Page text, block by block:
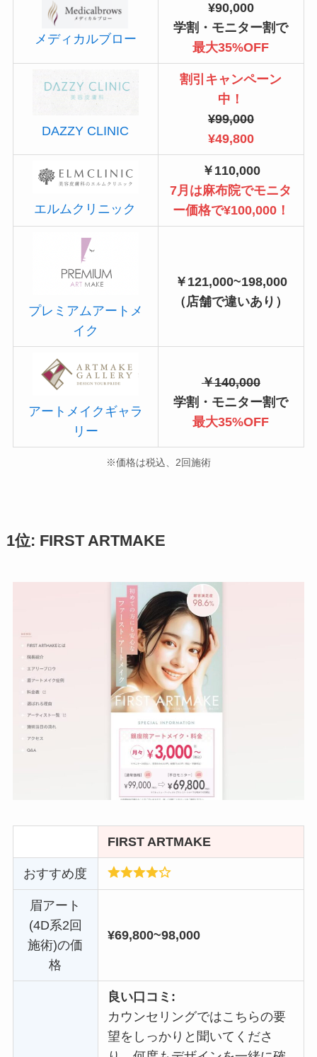
メディカルブロー
¥90,000
学割・モニター割で
最大35%OFF
DAZZY CLINIC
割引キャンペーン
中！
¥99,000
¥49,800
エルムクリニック
￥110,000
7月は麻布院でモニタ
ー価格で¥100,000！
プレミアムアートメ
イク
￥121,000~198,000
（店舗で違いあり）
アートメイクギャラ
リー
￥140,000
学割・モニター割で
最大35%OFF
※価格は税込、2回施術
1位: FIRST ARTMAKE
FIRST ARTMAKE
おすすめ度
眉アート
(4D系2回
施術)の価
格
¥69,800~98,000
良い口コミ:
カウンセリングではこちらの要
望をしっかりと聞いてくださ